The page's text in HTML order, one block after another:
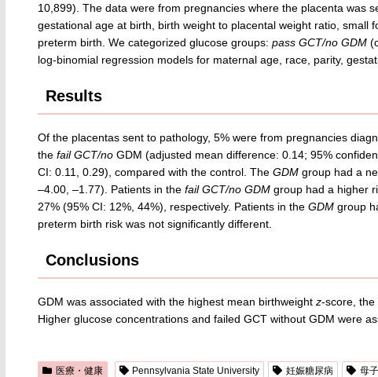
10,899). The data were from pregnancies where the placenta was
gestational age at birth, birth weight to placental weight ratio, small
preterm birth. We categorized glucose groups: pass GCT/no GDM
log-binomial regression models for maternal age, race, parity,
Results
Of the placentas sent to pathology, 5% were from pregnancies
the fail GCT/noGDM (adjusted mean difference: 0.14; 95%
CI: 0.11, 0.29), compared with the control. The GDMgroup had a
‒4.00, ‒1.77). Patients in the fail GCT/no GDMgroup had a higher
27% (95% CI: 12%, 44%), respectively. Patients in the GDMgroup
preterm birth risk was not significantly different.
Conclusions
GDM was associated with the highest mean birthweight z-score, the
Higher glucose concentrations and failed GCT without GDM were
医療・健康 Pennsylvania State University 妊娠糖尿病 母